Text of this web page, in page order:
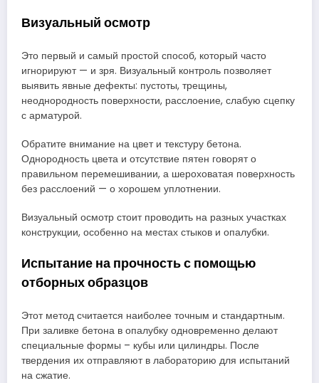
Визуальный осмотр
Это первый и самый простой способ, который часто
игнорируют — и зря. Визуальный контроль позволяет
выявить явные дефекты: пустоты, трещины,
неоднородность поверхности, расслоение, слабую сцепку
с арматурой.
Обратите внимание на цвет и текстуру бетона.
Однородность цвета и отсутствие пятен говорят о
правильном перемешивании, а шероховатая поверхность
без расслоений — о хорошем уплотнении.
Визуальный осмотр стоит проводить на разных участках
конструкции, особенно на местах стыков и опалубки.
Испытание на прочность с помощью
отборных образцов
Этот метод считается наиболее точным и стандартным.
При заливке бетона в опалубку одновременно делают
специальные формы – кубы или цилиндры. После
твердения их отправляют в лабораторию для испытаний
на сжатие.